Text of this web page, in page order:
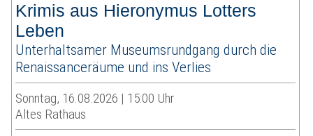
Krimis aus Hieronymus Lotters
Leben
Unterhaltsamer Museumsrundgang durch die
Renaissanceräume und ins Verlies
Sonntag, 16.08.2026 | 15:00 Uhr
Altes Rathaus